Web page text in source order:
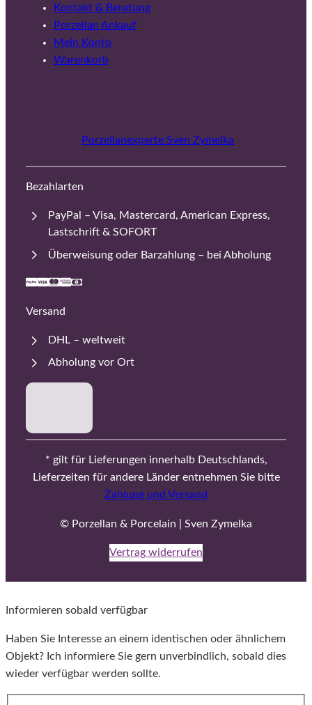
Kontakt & Beratung
Porzellan Ankauf
Mein Konto
Warenkorb
Porzellanexperte Sven Zymelka
Bezahlarten
PayPal – Visa, Mastercard, American Express,
Lastschrift & SOFORT
Überweisung oder Barzahlung – bei Abholung
Versand
DHL – weltweit
Abholung vor Ort
* gilt für Lieferungen innerhalb Deutschlands,
Lieferzeiten für andere Länder entnehmen Sie bitte
Zahlung und Versand
© Porzellan & Porcelain | Sven Zymelka
Vertrag widerrufen
Informieren sobald verfügbar
Haben Sie Interesse an einem identischen oder ähnlichem
Objekt? Ich informiere Sie gern unverbindlich, sobald dies
wieder verfügbar werden sollte.